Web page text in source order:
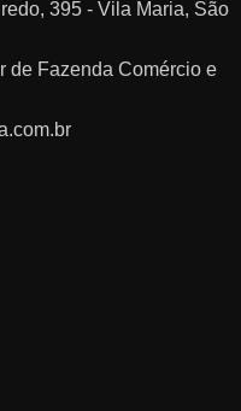
395 - Vila Maria, São
de Fazenda Comércio e